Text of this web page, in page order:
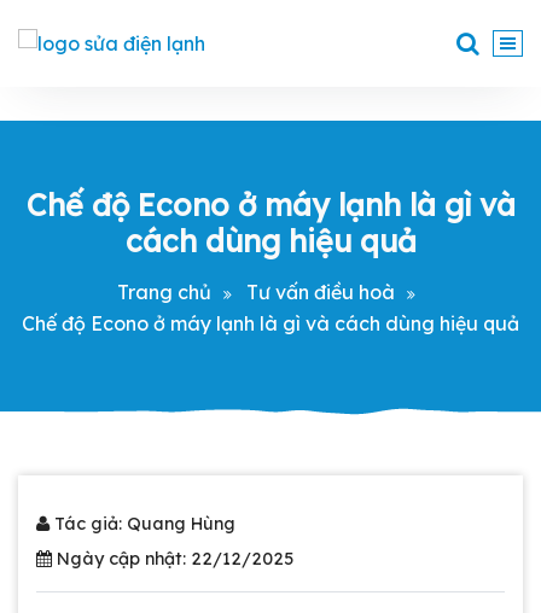
Chế độ Econo ở máy lạnh là gì và
cách dùng hiệu quả
Trang chủ
Tư vấn điều hoà
Chế độ Econo ở máy lạnh là gì và cách dùng hiệu quả
Tác giả: Quang Hùng
Ngày cập nhật: 22/12/2025